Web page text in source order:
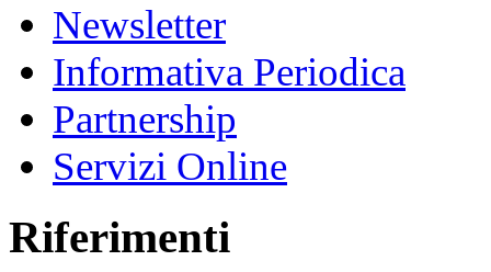
Newsletter
Informativa Periodica
Partnership
Servizi Online
Riferimenti